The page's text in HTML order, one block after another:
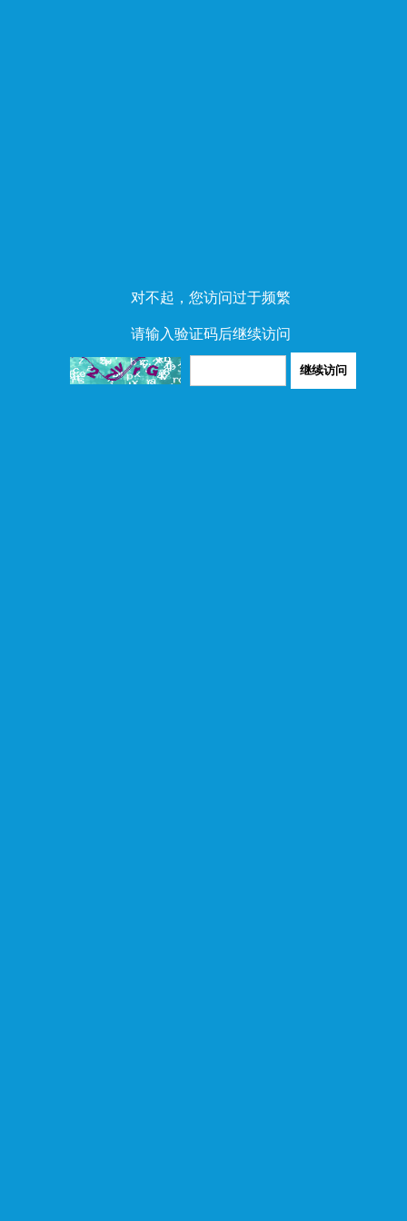
对不起，您访问过于频繁
请输入验证码后继续访问
继续访问